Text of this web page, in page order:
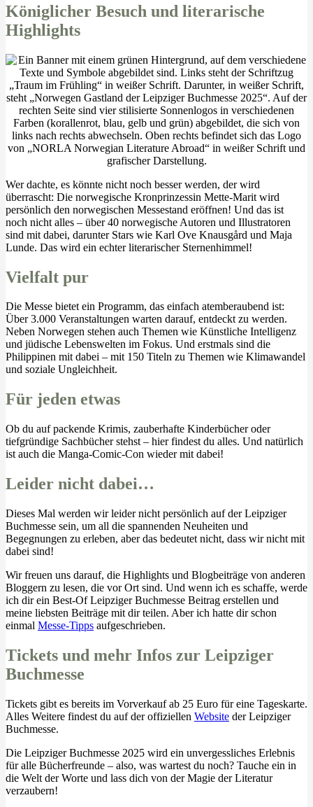
Königlicher Besuch und literarische
Highlights
Wer dachte, es könnte nicht noch besser werden, der wird
überrascht: Die norwegische Kronprinzessin Mette-Marit wird
persönlich den norwegischen Messestand eröffnen! Und das ist
noch nicht alles – über 40 norwegische Autoren und Illustratoren
sind mit dabei, darunter Stars wie Karl Ove Knausgård und Maja
Lunde. Das wird ein echter literarischer Sternenhimmel!
Vielfalt pur
Die Messe bietet ein Programm, das einfach atemberaubend ist:
Über 3.000 Veranstaltungen warten darauf, entdeckt zu werden.
Neben Norwegen stehen auch Themen wie Künstliche Intelligenz
und jüdische Lebenswelten im Fokus. Und erstmals sind die
Philippinen mit dabei – mit 150 Titeln zu Themen wie Klimawandel
und soziale Ungleichheit.
Für jeden etwas
Ob du auf packende Krimis, zauberhafte Kinderbücher oder
tiefgründige Sachbücher stehst – hier findest du alles. Und natürlich
ist auch die Manga-Comic-Con wieder mit dabei!
Leider nicht dabei…
Dieses Mal werden wir leider nicht persönlich auf der Leipziger
Buchmesse sein, um all die spannenden Neuheiten und
Begegnungen zu erleben, aber das bedeutet nicht, dass wir nicht mit
dabei sind!
Wir freuen uns darauf, die Highlights und Blogbeiträge von anderen
Bloggern zu lesen, die vor Ort sind. Und wenn ich es schaffe, werde
ich dir ein Best-Of Leipziger Buchmesse Beitrag erstellen und
meine liebsten Beiträge mit dir teilen. Aber ich hatte dir schon
einmal Messe-Tipps aufgeschrieben.
Tickets und mehr Infos zur Leipziger
Buchmesse
Tickets gibt es bereits im Vorverkauf ab 25 Euro für eine Tageskarte.
Alles Weitere findest du auf der offiziellen Website der Leipziger
Buchmesse.
Die Leipziger Buchmesse 2025 wird ein unvergessliches Erlebnis
für alle Bücherfreunde – also, was wartest du noch? Tauche ein in
die Welt der Worte und lass dich von der Magie der Literatur
verzaubern!